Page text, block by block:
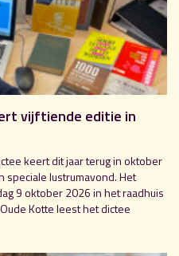
vijftiende editie in
keert dit jaar terug in oktober
lustrumavond. Het
9 oktober 2026 in het raadhuis
Kotte leest het dictee